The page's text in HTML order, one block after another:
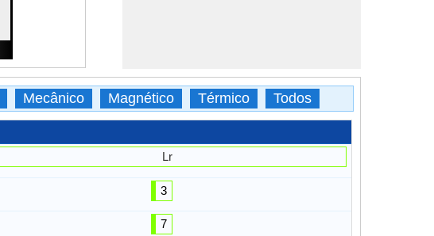
Mecânico Magnético Térmico Todos
Lr
3
7